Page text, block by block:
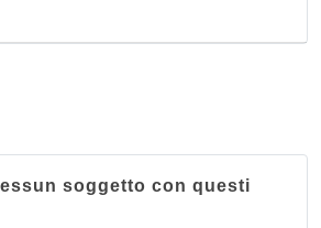
soggetto con questi